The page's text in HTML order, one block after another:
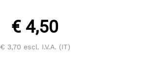
€ 4,50
€ 3,70 escl. I.V.A. (IT)